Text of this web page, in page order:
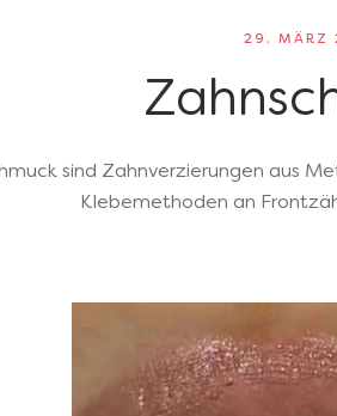
29. MÄRZ
sind Zahnverzierungen aus
Klebemethoden an